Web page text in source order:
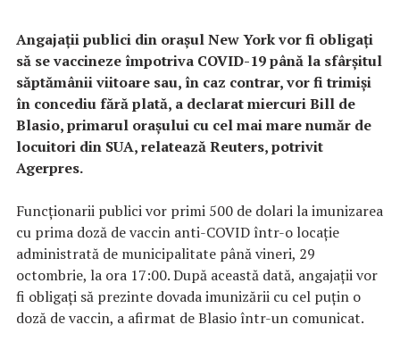
Angajaţii publici din oraşul New York vor fi obligaţi
să se vaccineze împotriva COVID-19 până la sfârşitul
săptămânii viitoare sau, în caz contrar, vor fi trimişi
în concediu fără plată, a declarat miercuri Bill de
Blasio, primarul oraşului cu cel mai mare număr de
locuitori din SUA, relatează Reuters, potrivit
Agerpres.
Funcţionarii publici vor primi 500 de dolari la imunizarea
cu prima doză de vaccin anti-COVID într-o locaţie
administrată de municipalitate până vineri, 29
octombrie, la ora 17:00. După această dată, angajaţii vor
fi obligaţi să prezinte dovada imunizării cu cel puţin o
doză de vaccin, a afirmat de Blasio într-un comunicat.